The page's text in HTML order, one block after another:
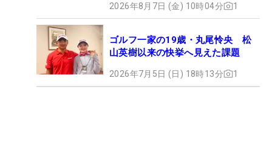
2026年8月7日 (金) 10時04分 1
ゴルフ一家の19歳・丸尾怜央 松
山英樹以来の快挙へ見えた課題
2026年7月5日 (日) 18時13分 1